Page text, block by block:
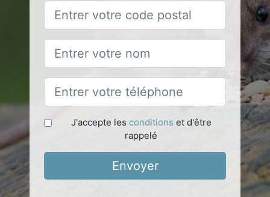
J'accepte les conditions et d'être
rappelé
Envoyer